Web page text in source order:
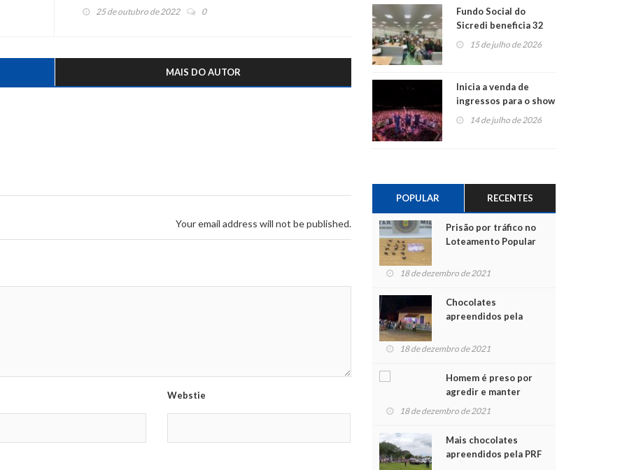
25 de outubro de 2022 0
MAIS DO AUTOR
Your email address will not be published.
Webstie
Fundo Social do
Sicredi beneficia 32
projetos em
Montenegro
15 de julho de 2026
Inicia a venda de
ingressos para o show
do Jota Quest nos 45
14 de julho de 2026
POPULAR RECENTES
Prisão por tráfico no
Loteamento Popular
18 de dezembro de 2021
Chocolates
apreendidos pela
para crianças na
18 de dezembro de 2021
Homem é preso por
agredir e manter
mulher em cárcere
18 de dezembro de 2021
Mais chocolates
apreendidos pela PRF